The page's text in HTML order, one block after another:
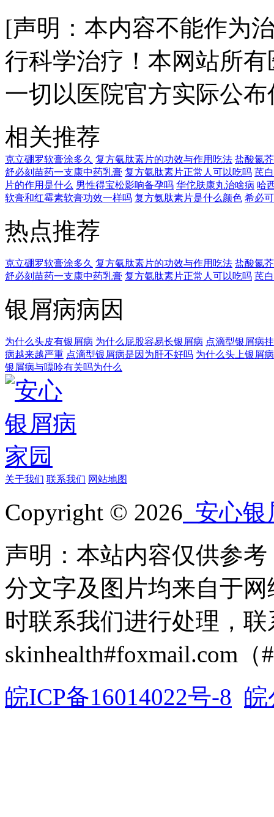
[声明：本内容不能作为
行科学治疗！本网站所
一切以医院官方实际公
相关推荐
克立硼罗软膏涂多久 复方氨肽素片的功效与作用吃法 盐酸氮
舒必刻苗药一支康中药乳膏 复方氨肽素片正常人可以吃吗 芪
片的作用是什么 男性得宝松影响备孕吗 华佗肤康丸治啥病 哈
软膏和红霉素软膏功效一样吗 复方氨肽素片是什么颜色 希必
热点推荐
克立硼罗软膏涂多久 复方氨肽素片的功效与作用吃法 盐酸氮
舒必刻苗药一支康中药乳膏 复方氨肽素片正常人可以吃吗 芪
银屑病病因
为什么头皮有银屑病 为什么屁股容易长银屑病 点滴型银屑病
病越来越严重 点滴型银屑病是因为肝不好吗 为什么头上银屑
银屑病与嘌呤有关吗为什么
关于我们 联系我们 网站地图
Copyright © 2026 安心银
声明：本站内容仅供参
分文字及图片均来自于
时联系我们进行处理，
skinhealth#foxmail.com（
皖ICP备16014022号-8 皖